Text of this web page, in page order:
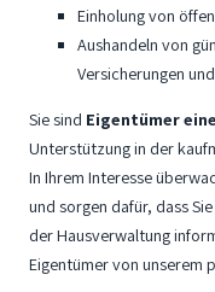
Einholung von
Aushandeln von
Versicherungen
Sie sind Eigentümer
Unterstützung in der
In Ihrem Interesse
und sorgen dafür, dass
der Hausverwaltung
Eigentümer von unserem